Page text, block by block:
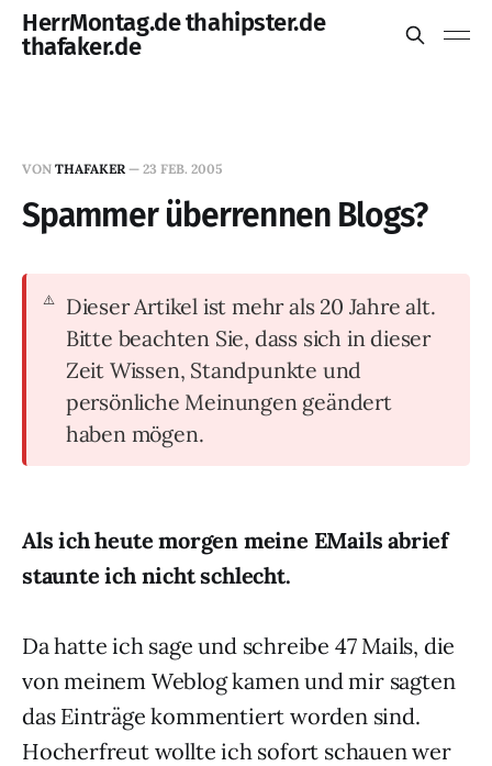
HerrMontag.de thahipster.de
thafaker.de
VON THAFAKER — 23 FEB. 2005
Spammer überrennen Blogs?
Dieser Artikel ist mehr als 20 Jahre alt.
Bitte beachten Sie, dass sich in dieser
Zeit Wissen, Standpunkte und
persönliche Meinungen geändert
haben mögen.
Als ich heute morgen meine EMails abrief
staunte ich nicht schlecht.
Da hatte ich sage und schreibe 47 Mails, die
von meinem Weblog kamen und mir sagten
das Einträge kommentiert worden sind.
Hocherfreut wollte ich sofort schauen wer